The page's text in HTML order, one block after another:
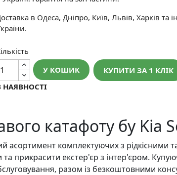
в Одеса, Дніпро, Київ, Львів, Харків та
У КОШИК
КУПИТИ ЗА 1 КЛIК
НАЯВНОСТІ
катафоту бу Kia
асортимент комплектуючих з рідкісними
прикрасити екстер'єр з інтер'єром.
разом із безкоштовними